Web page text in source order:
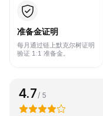
准备金证明
每月通过链上默克尔树证明
验证 1:1 准备金。
4.7/ 5